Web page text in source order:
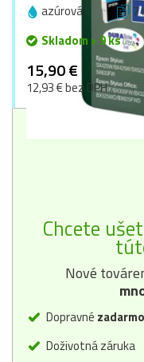
azúrová 7
Skladom > 9 ks
15,90 €
12,93 € bez DPH
Chcete
Nové
Dopravné zadarmo
Doživotná záruka